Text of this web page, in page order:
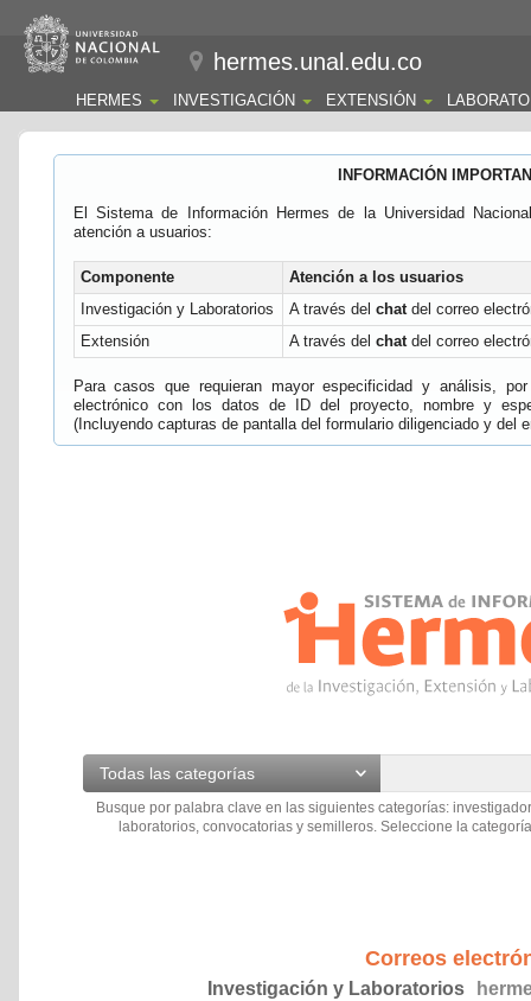
hermes.unal.edu.co
HERMES INVESTIGACIÓN EXTENSIÓN
INFORMACIÓN
El Sistema de Información Hermes de la Universidad
atención a usuarios:
Componente
Atención a los usuarios
Investigación y Laboratorios
A través del chatdel correo
Extensión
A través del chatdel correo
Para casos que requieran mayor especificidad y análisis,
electrónico con los datos de ID del proyecto, nombre y
(Incluyendo capturas de pantalla del formulario diligenciado y del
Todas las categorías
Busque por palabra clave en las siguientes categorías:
laboratorios, convocatorias y semilleros. Seleccione la
Correos
Investigación y Laboratorios